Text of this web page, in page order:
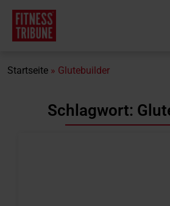
Startseite » Glutebuilder
Schlagwort: